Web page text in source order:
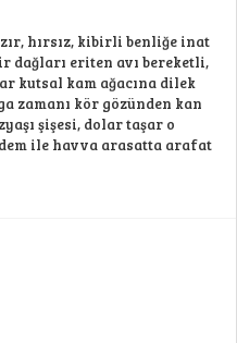
hırsız, kibirli benliğe inat
dağları eriten avı bereketli,
kutsal kam ağacına dilek
zamanı kör gözünden kan
şişesi, dolar taşar o
ile havva arasatta arafat